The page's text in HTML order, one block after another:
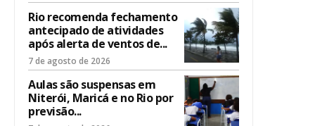
Rio recomenda fechamento
antecipado de atividades
após alerta de ventos de...
7 de agosto de 2026
Aulas são suspensas em
Niterói, Maricá e no Rio por
previsão...